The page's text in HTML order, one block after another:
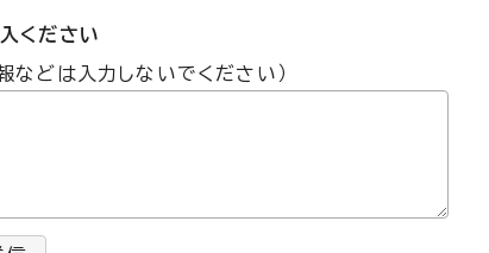
ください
などは入力しないでください）